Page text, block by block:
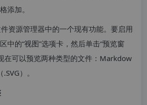
添加。
资源管理器中的一个现有功能。要启用
中的“视图”选项卡，然后单击“预览窗
在可以预览两种类型的文件：Markdow
）。